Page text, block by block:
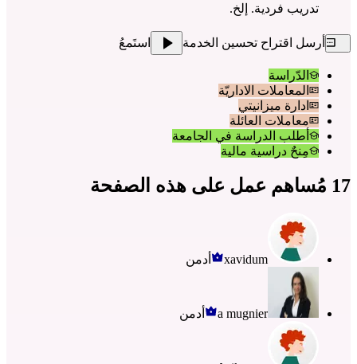
تدريب فردية. إلخ.
أرسل اقتراح تحسين الخدمة استَمعُ
الدّراسة
المعاملات الاداريّة
ادارة ميزانيتي
معاملات العائلة
أطلب الدراسة في الجامعة
مِنحٌ دراسية مالية
17 مُساهم عمل على هذه الصفحة
xavidum أدمن
a mugnier أدمن